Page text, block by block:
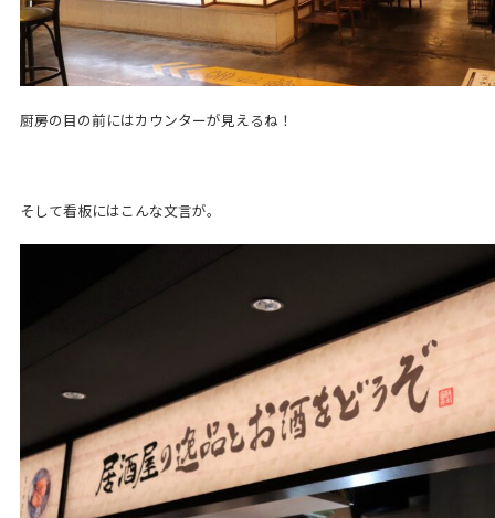
厨房の目の前にはカウンターが見えるね！
そして看板にはこんな文言が。